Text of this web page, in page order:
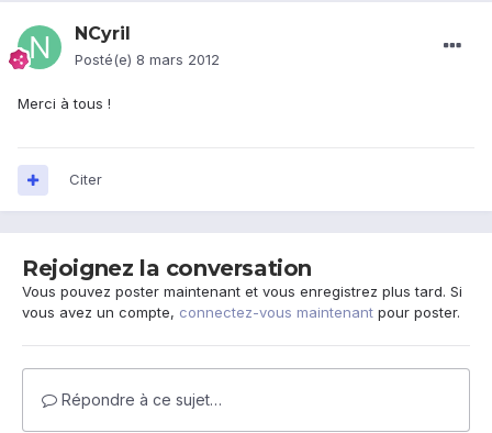
NCyril
Posté(e) 8 mars 2012
Merci à tous !
Citer
Rejoignez la conversation
Vous pouvez poster maintenant et vous enregistrez plus tard. Si
vous avez un compte, connectez-vous maintenant pour poster.
Répondre à ce sujet…